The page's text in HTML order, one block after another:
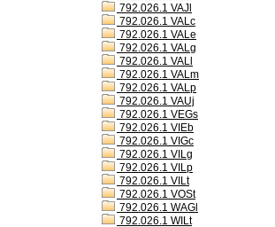
792.026.1 VAJl
792.026.1 VALc
792.026.1 VALe
792.026.1 VALg
792.026.1 VALl
792.026.1 VALm
792.026.1 VALp
792.026.1 VAUj
792.026.1 VEGs
792.026.1 VIEb
792.026.1 VIGc
792.026.1 VILg
792.026.1 VILp
792.026.1 VILt
792.026.1 VOSt
792.026.1 WAGl
792.026.1 WILt